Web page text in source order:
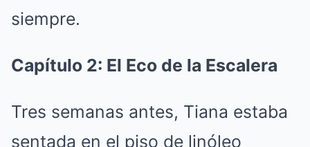
siempre.
Capítulo 2: El Eco de la Escalera
Tres semanas antes, Tiana estaba
sentada en el piso de linóleo